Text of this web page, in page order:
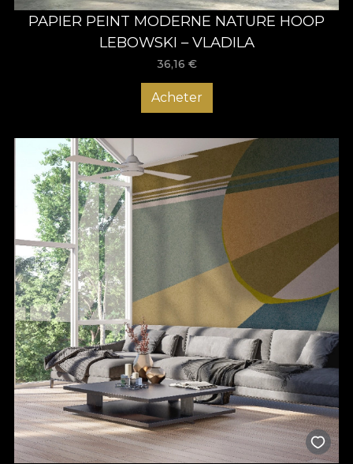
PAPIER PEINT MODERNE NATURE HOOP
LEBOWSKI – VLADILA
36,16 €
Acheter